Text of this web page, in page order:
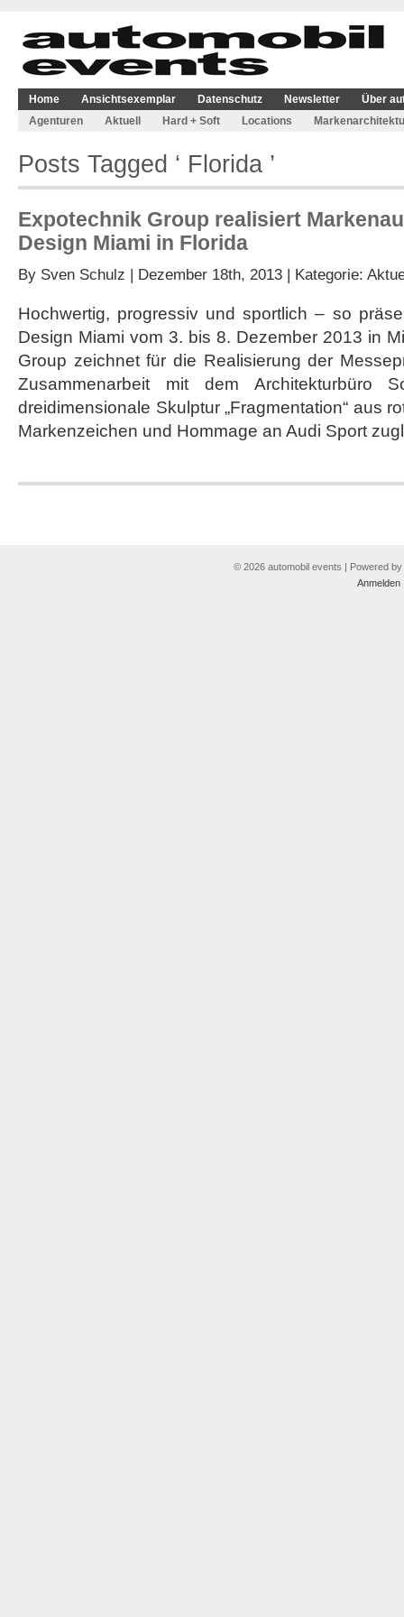
Home Ansichtsexemplar Datenschutz Newsletter
Über
Agenturen
Aktuell Hard + Soft Locations
Posts Tagged ‘ Florida ’
Expotechnik Group realisiert
Design Miami in Florida
By Sven Schulz | Dezember 18th, 2013 | Kategorie:
Hochwertig, progressiv und sportlich – so
Design Miami vom 3. bis 8. Dezember 2013 in
Group zeichnet für die Realisierung der
Zusammenarbeit mit dem Architekturbüro
dreidimensionale Skulptur „Fragmentation“ aus
Markenzeichen und Hommage an Audi Sport
© 2026 automobil events | Powered by
Anmelden|